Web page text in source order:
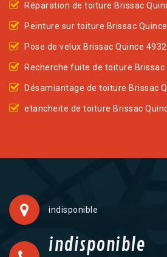
Réparation de toiture Brissac
Peinture sur toiture Brissac
Pose de velux Brissac Quince
Recherche fuite de toiture Brissac
Désamiantage de toiture Brissac
etancheite de toiture Brissac
indisponible
indisponible